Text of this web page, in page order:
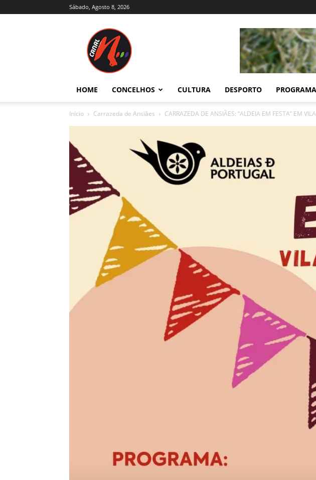
Sábado, Agosto 8, 2026
Trás-
e
Alto
Douro
HOME CONCELHOS CULTURA DESPORTO
Início Carrazeda de Ansiães CARRAZEDA DE ANSIÃES: “ALDEIA EM FESTA” EM